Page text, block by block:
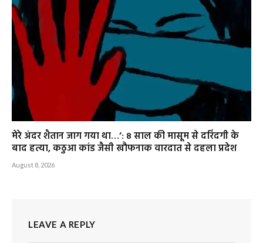
मेरे अंदर शैतान जाग गया था…’: 8 साल की मासूम से दरिंदगी के
बाद हत्या, कठुआ कांड जैसी खौफनाक वारदात से दहला प्रदेश
August 8, 2026
LEAVE A REPLY